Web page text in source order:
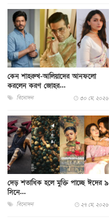
কেন শাহরুখ-আলিয়াদের আনফলো
করলেন করণ জোহর...
বিনোদন ৩০ মে, ২০২৬
দেড় শতাধিক হলে মুক্তি পাচ্ছে ঈদের ৯
সিনে...
বিনোদন ২৭ মে, ২০২৬